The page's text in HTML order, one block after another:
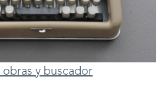
y buscador